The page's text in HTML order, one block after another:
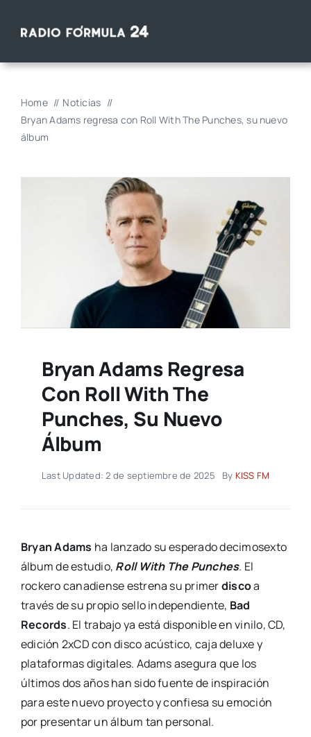
Home
Noticias
Bryan Adams regresa con Roll With The Punches, su nuevo
álbum
Bryan Adams Regresa
Con Roll With The
Punches, Su Nuevo
Álbum
Last Updated: 2 de septiembre de 2025 By KISS FM
Bryan Adams ha lanzado su esperado decimosexto
álbum de estudio, Roll With The Punches. El
rockero canadiense estrena su primerdiscoa
través de su propio sello independiente, Bad
Records. El trabajo ya está disponible en vinilo, CD,
edición 2xCD con disco acústico, caja deluxe y
plataformas digitales. Adams asegura que los
últimos dos años han sido fuente de inspiración
para este nuevo proyecto y confiesa su emoción
por presentar un álbum tan personal.